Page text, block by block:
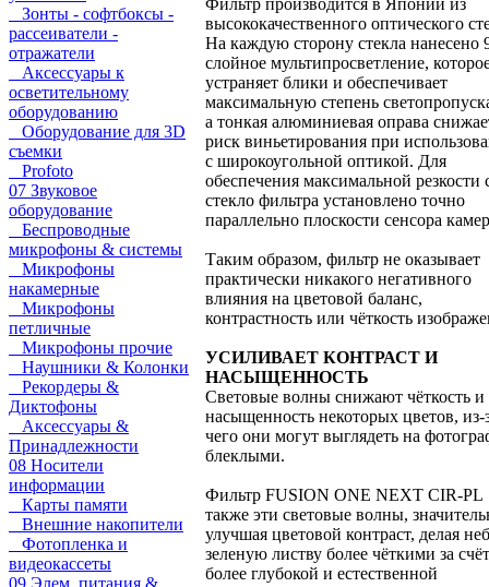
Зонты - софтбоксы -
рассеиватели -
отражатели
Аксессуары к
осветительному
оборудованию
Оборудование для 3D
съемки
Profoto
07 Звуковое
оборудование
Беспроводные
микрофоны & системы
Микрофоны
накамерные
Микрофоны
петличные
Микрофоны прочие
Наушники & Колонки
Рекордеры &
Диктофоны
Аксессуары &
Принадлежности
08 Носители
информации
Карты памяти
Внешние накопители
Фотопленка и
видеокассеты
09 Элем. питания &
высококачественного оптического
На каждую сторону стекла нанесено
слойное мультипросветление,
устраняет блики и обеспечивает
максимальную степень
а тонкая алюминиевая оправа
риск виньетирования при
с широкоугольной оптикой. Для
обеспечения максимальной резкости
стекло фильтра установлено точно
параллельно плоскости сенсора
Таким образом, фильтр не оказывает
практически никакого негативного
влияния на цветовой баланс,
контрастность или чёткость
УСИЛИВАЕТ КОНТРАСТ И
НАСЫЩЕННОСТЬ
Световые волны снижают чёткость и
насыщенность некоторых цветов, из-
чего они могут выглядеть на
блеклыми.
Фильтр FUSION ONE NEXT CIR-PL
также эти световые волны,
улучшая цветовой контраст, делая
зеленую листву более чёткими за счёт
более глубокой и естественной